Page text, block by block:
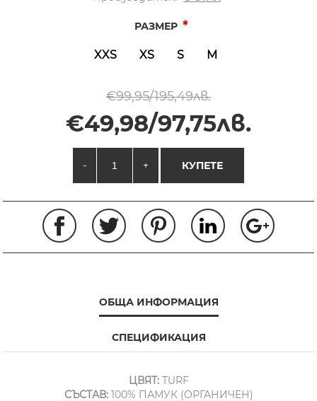
РАЗМЕР *
XXS XS S M
€99,95/195,49лв.
€49,98/97,75лв.
- + КУПЕТЕ
ОБЩА ИНФОРМАЦИЯ
СПЕЦИФИКАЦИЯ
ЦВЯТ:TURF
СЪСТАВ:100% ПАМУК (ОРГАНИЧЕН)